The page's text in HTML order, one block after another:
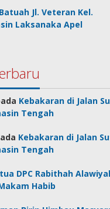
Jl. Veteran Kel.
Laksanaka Apel
Kebakaran di Jalan
Tengah
Kebakaran di Jalan
Tengah
DPC Rabithah
Habib